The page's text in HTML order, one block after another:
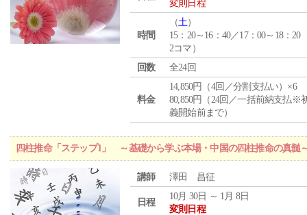
変則日程
時間
（土）
15：20～16：40／17：00～18：20
2コマ）
回数
全24回
料金
14,850円（4回／分割支払い）×6
80,850円（24回／一括前納支払※
義開始前まで）
四柱推命「ステップ1」 ～基礎から学ぶ本場・中国の四柱推命の真髄
講師 澤田 昌征
日程
10月 30日 ～ 1月 8日
変則日程